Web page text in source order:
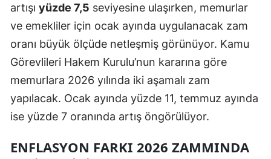
Kars
Kastamonu
Kayseri
Kırşehir
artışı yüzde 7,5 seviyesine ulaşırken, memurlar
ve emekliler için ocak ayında uygulanacak zam
oranı büyük ölçüde netleşmiş görünüyor. Kamu
Görevlileri Hakem Kurulu’nun kararına göre
memurlara 2026 yılında iki aşamalı zam
yapılacak. Ocak ayında yüzde 11, temmuz ayında
ise yüzde 7 oranında artış öngörülüyor.
ENFLASYON FARKI 2026 ZAMMINDA